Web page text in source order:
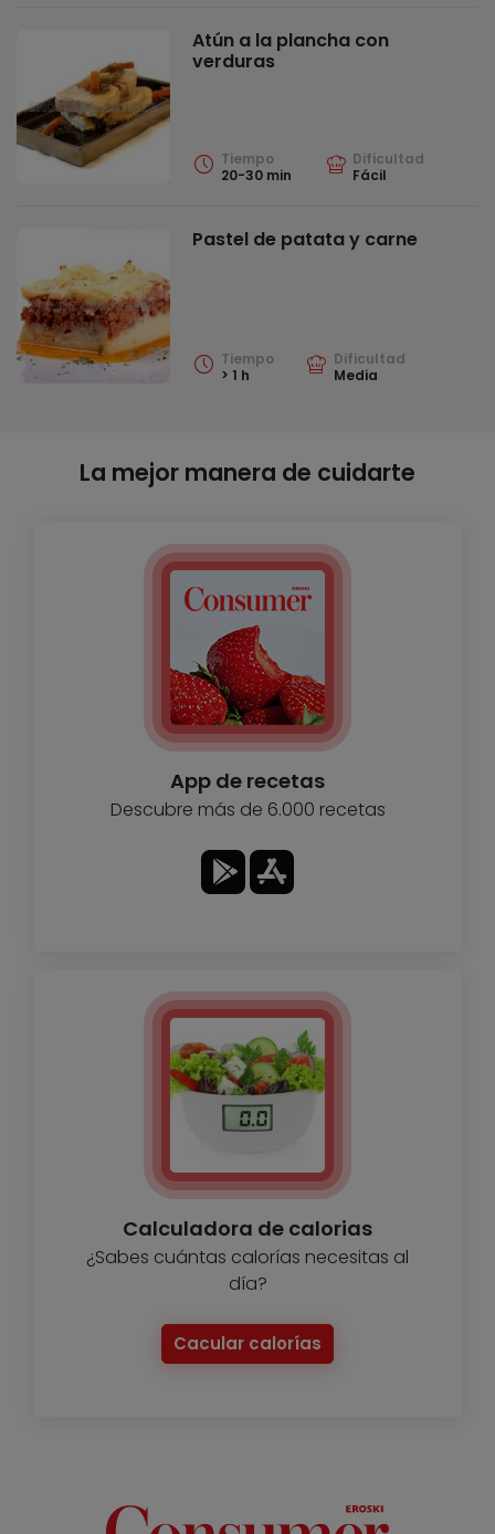
Atún a la plancha con
verduras
Tiempo
20-30 min
Dificultad
Fácil
Pastel de patata y carne
Tiempo
> 1 h
Dificultad
Media
La mejor manera de cuidarte
App de recetas
Descubre más de 6.000 recetas
Calculadora de calorias
¿Sabes cuántas calorías necesitas al
día?
Cacular calorías